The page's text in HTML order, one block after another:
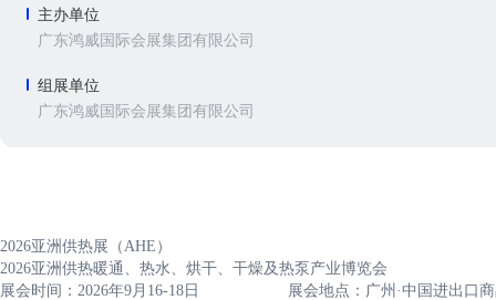
主办单位
广东鸿威国际会展集团有限公司
组展单位
广东鸿威国际会展集团有限公司
2026亚洲供热展（AHE）
2026亚洲供热暖通、热水、烘干、干燥及热泵产业博览会
展会时间：2026年9月16-18日 展会地点：广州·中国进出口商